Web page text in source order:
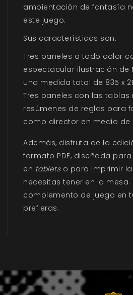
ambientación de fantasía
este juego.
Sus características son:
Tres paneles a todo color
espectacular ilustración de
una medida total de 835 x
Tres paneles con las
resúmenes de reglas para
como director en medio de
Además, disfruta de la
formato PDF, diseñada
en tabletso para imprimir
necesitas tener en la mesa.
complemento de juego en
prefieras.